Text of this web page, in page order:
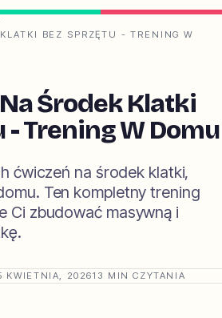
BEZ SPRZĘTU - TRENING W
Środek Klatki
- Trening W Domu
ćwiczeń na środek klatki,
Ten kompletny trening
Ci zbudować masywną i
KWIETNIA, 202613 MIN CZYTANIA